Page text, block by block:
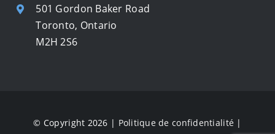
501 Gordon Baker Road
Toronto, Ontario
M2H 2S6
© Copyright 2026 | Politique de confidentialité |